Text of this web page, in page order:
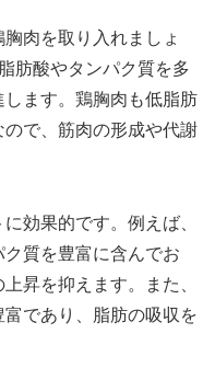
肉を取り入れましょ
肪酸やタンパク質を多
ます。鶏胸肉も低脂肪
で、筋肉の形成や代謝
効果的です。例えば、
質を豊富に含んでお
昇を抑えます。また、
であり、脂肪の吸収を